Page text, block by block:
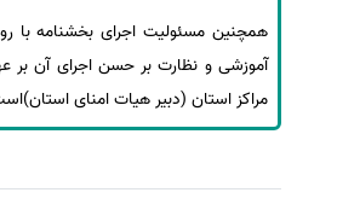
همچنین مسئولیت اجرای بخشنامه با
آموزشی و نظارت بر حسن اجرای آن بر
مراکز استان (دبیر هیات امنای